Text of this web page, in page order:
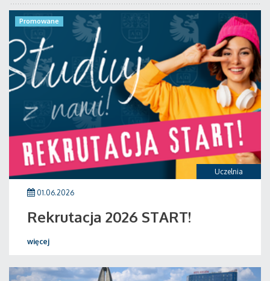
Uczelnia
Promowane
01.06.2026
Rekrutacja 2026 START!
więcej